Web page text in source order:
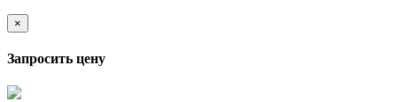
×
Запросить цену